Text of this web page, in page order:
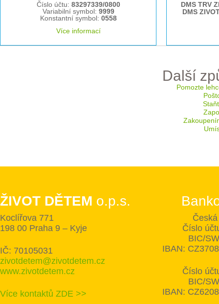
Číslo účtu: 83297339/0800
Variabilní symbol: 9999
Konstantní symbol: 0558
Více informací
DMS TRV
DMS
Další
Pomozte
ŽIVOT DĚTEM o.p.s.
Koclířova 771
198 00 Praha 9 – Kyje
IČ: 70105031
zivotdetem@zivotdetem.cz
www.zivotdetem.cz
Více kontaktů ZDE >>
Číslo
BIC/
IBAN:
Číslo
BIC/
IBAN: